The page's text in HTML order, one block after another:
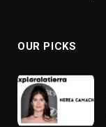
OUR PICKS